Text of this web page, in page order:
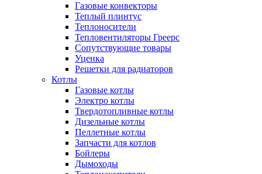
Газовые конвекторы
Теплый плинтус
Теплоносители
Тепловентиляторы Греерс
Сопутствующие товары
Уценка
Решетки для радиаторов
Котлы
Газовые котлы
Электро котлы
Твердотопливные котлы
Дизельные котлы
Пеллетные котлы
Запчасти для котлов
Бойлеры
Дымоходы